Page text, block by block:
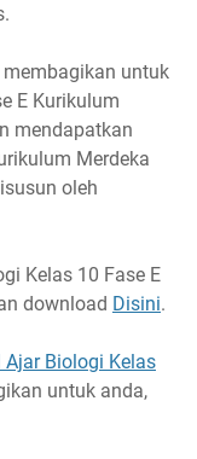
untuk
E Kurikulum
mendapatkan
Merdeka
oleh
Kelas 10 Fase E
download Disini.
Biologi Kelas
untuk anda,